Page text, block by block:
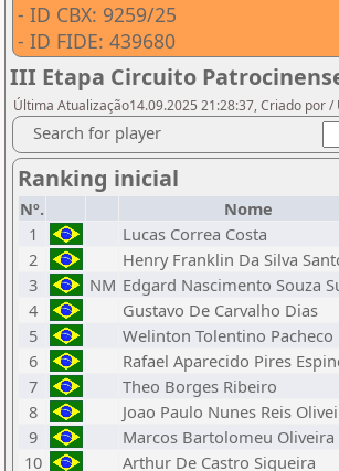
- ID CBX: 9259/25
- ID FIDE: 439680
III Etapa Circuito
Última Atualização14.09.2025 21:28:37, Criado por
Search for player
Ranking inicial
Nº. Nome
1
Lucas Correa Costa
2
Henry Franklin Da Silva
3
NM Edgard Nascimento Souza
4
Gustavo De Carvalho Dias
5
Welinton Tolentino Pacheco
6
Rafael Aparecido Pires
7
Theo Borges Ribeiro
8
Joao Paulo Nunes Reis
9
Marcos Bartolomeu Oliveira
10
Arthur De Castro Siqueira